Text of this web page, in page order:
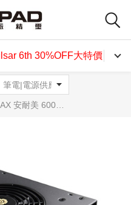
6th 30%OFF大特價🔥
DUO 雙翼金霸電源供應器 金牌